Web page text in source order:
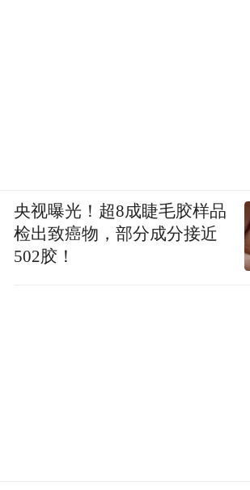
央视曝光！超8成睫毛胶样品
检出致癌物，部分成分接近
502胶！